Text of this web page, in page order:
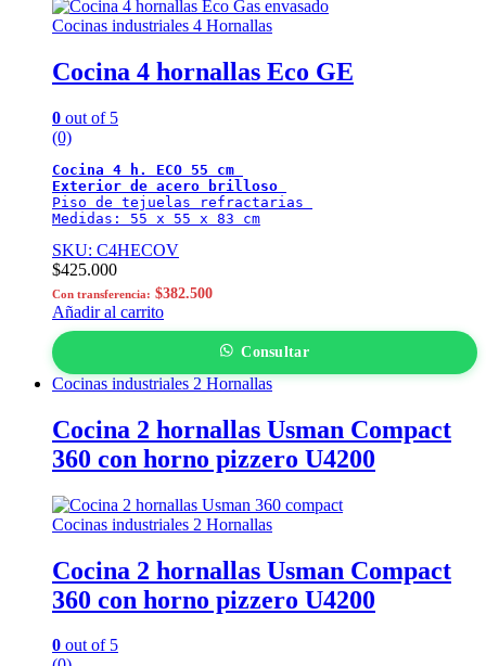
Cocinas industriales 4 Hornallas
Cocina 4 hornallas Eco GE
0 out of 5
(0)
Cocina 4 h. ECO 55 cm
Exterior de acero brilloso
Piso de tejuelas refractarias
Medidas: 55 x 55 x 83 cm
SKU: C4HECOV
$425.000
Con transferencia: $382.500
Añadir al carrito
Consultar
Cocinas industriales 2 Hornallas
Cocina 2 hornallas Usman Compact
360 con horno pizzero U4200
Cocinas industriales 2 Hornallas
Cocina 2 hornallas Usman Compact
360 con horno pizzero U4200
0 out of 5